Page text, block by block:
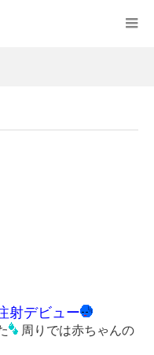
射デビュー
周りでは赤ちゃんの